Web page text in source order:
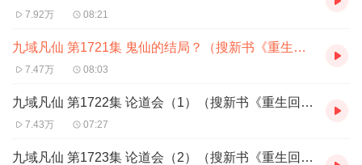
7.92万 08:21
九域凡仙 第1721集 鬼仙的结局？（搜新书《重生回来》）
7.47万 08:03
九域凡仙 第1722集 论道会（1）（搜新书《重生回来》）
7.43万 07:27
九域凡仙 第1723集 论道会（2）（搜新书《重生回来》）